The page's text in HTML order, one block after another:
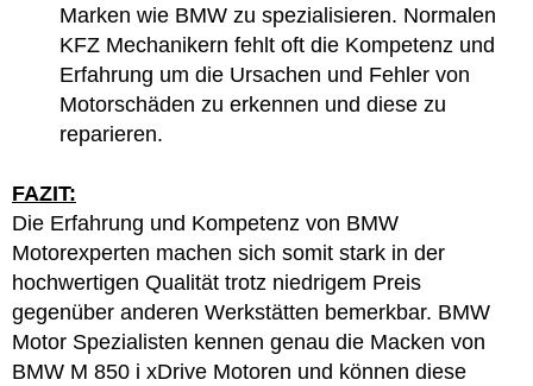
Marken wie BMW zu spezialisieren. Normalen
KFZ Mechanikern fehlt oft die Kompetenz und
Erfahrung um die Ursachen und Fehler von
Motorschäden zu erkennen und diese zu
reparieren.
FAZIT:
Die Erfahrung und Kompetenz von BMW
Motorexperten machen sich somit stark in der
hochwertigen Qualität trotz niedrigem Preis
gegenüber anderen Werkstätten bemerkbar. BMW
Motor Spezialisten kennen genau die Macken von
BMW M 850 i xDrive Motoren und können diese